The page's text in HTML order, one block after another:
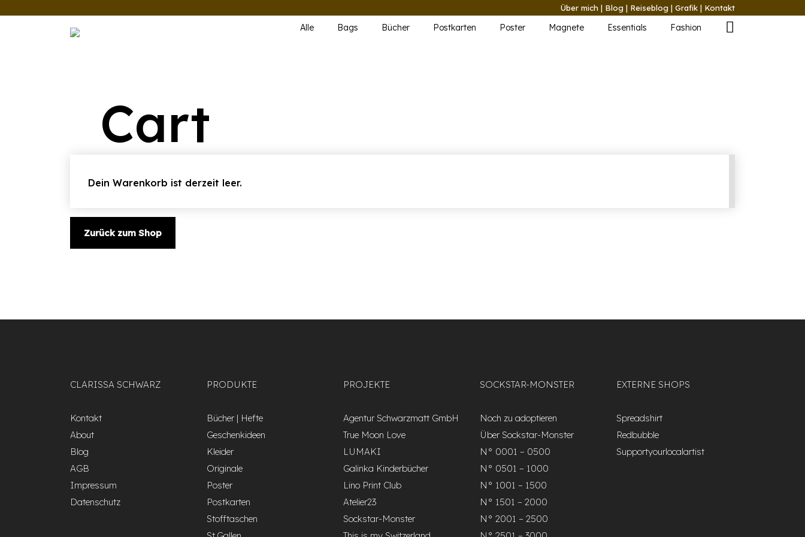
Inhalt
Über mich | Blog | Reiseblog | Grafik | Kontakt
Alle Bags Bücher Postkarten Poster Magnete Essentials Fashion
Cart
Dein Warenkorb ist derzeit leer.
Zurück zum Shop
CLARISSA SCHWARZ
Kontakt
About
Blog
AGB
Impressum
Datenschutz
PRODUKTE
Bücher | Hefte
Geschenkideen
Kleider
Originale
Poster
Postkarten
Stofftaschen
PROJEKTE
Agentur Schwarzmatt GmbH
True Moon Love
LUMAKI
Galinka Kinderbücher
Lino Print Club
Atelier23
Sockstar-Monster
SOCKSTAR-MONSTER
Noch zu adoptieren
Über Sockstar-Monster
N° 0001 – 0500
N° 0501 – 1000
N° 1001 – 1500
N° 1501 – 2000
N° 2001 – 2500
EXTERNE SHOPS
Spreadshirt
Redbubble
Supportyourlocalartist